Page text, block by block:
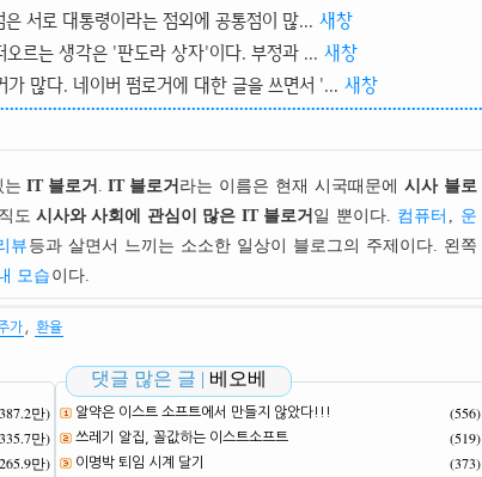
서로 대통령이라는 점외에 공통점이 많... 새창
오르는 생각은 '판도라 상자'이다. 부정과 ... 새창
가 많다. 네이버 펌로거에 대한 글을 쓰면서 '... 새창
는 IT 블로거 . IT 블로거 라는 이름은 현재 시국때문에 시사 블로
도 시사와 사회에 관심이 많은 IT 블로거 일 뿐이다. 컴퓨터 , 운
뷰 등과 살면서 느끼는 소소한 일상이 블로그의 주제이다. 왼쪽
모습 이다.
가 환율
만)
만)
만)
댓글 많은 글 | 베오베
알약은 이스트 소프트에서 만들지 않았다!!! (556)
쓰레기 알집, 꼴값하는 이스트소프트 (519)
이명박 퇴임 시계 달기 (373)